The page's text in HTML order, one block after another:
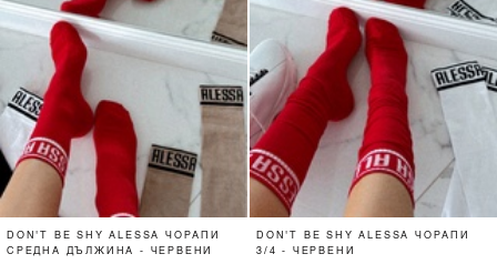
DON'T BE SHY ALESSA ЧОРАПИ
СРЕДНА ДЪЛЖИНА - ЧЕРВЕНИ
DON'T BE SHY ALESSA ЧОРАПИ
3/4 - ЧЕРВЕНИ